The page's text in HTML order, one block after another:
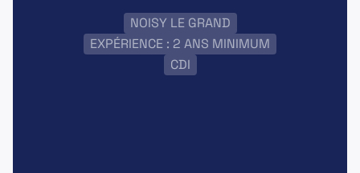
NOISY LE GRAND
EXPÉRIENCE : 2 ANS MINIMUM
CDI